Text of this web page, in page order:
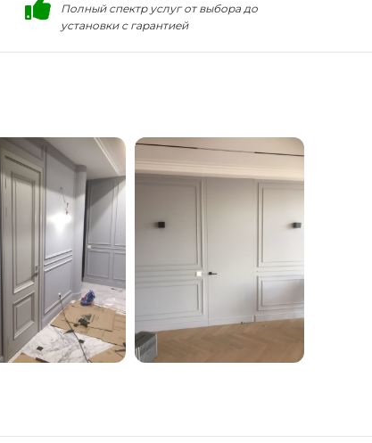
Полный спектр услуг от выбора до
установки с гарантией